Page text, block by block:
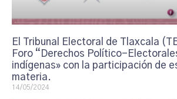
El Tribunal Electoral de Tlaxcala
Foro “Derechos Político-
indígenas» con la participación de
materia.
14/05/2024